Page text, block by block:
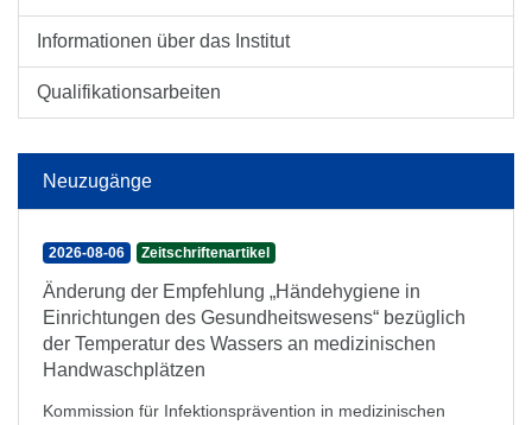
Informationen über das Institut
Qualifikationsarbeiten
Neuzugänge
2026-08-06 Zeitschriftenartikel
Änderung der Empfehlung „Händehygiene in
Einrichtungen des Gesundheitswesens“ bezüglich
der Temperatur des Wassers an medizinischen
Handwaschplätzen
Kommission für Infektionsprävention in medizinischen